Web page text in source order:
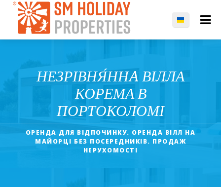
НЕЗРІВНЯ́ННA ВІЛЛА
КОРЕМА В
ПОРТОКОЛОМІ
ОРЕНДА ДЛЯ ВІДПОЧИНКУ. ОРЕНДА ВІЛЛ HA
МАЙОРЦІ БЕЗ ПОСЕРЕДНИКІВ. ПРОДАЖ
НЕРУХОМОСТІ